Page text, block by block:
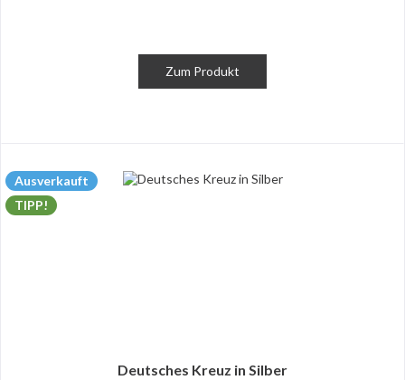
Zum Produkt
Ausverkauft
TIPP!
Deutsches Kreuz in Silber